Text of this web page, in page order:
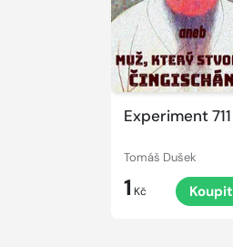
Experiment 711
Tomáš Dušek
1 Kč Koupit